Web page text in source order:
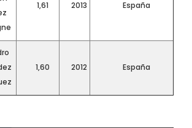
1,61 2013 España
1,60 2012 España